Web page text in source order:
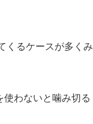
くるケースが多くみ
わないと噛み切る